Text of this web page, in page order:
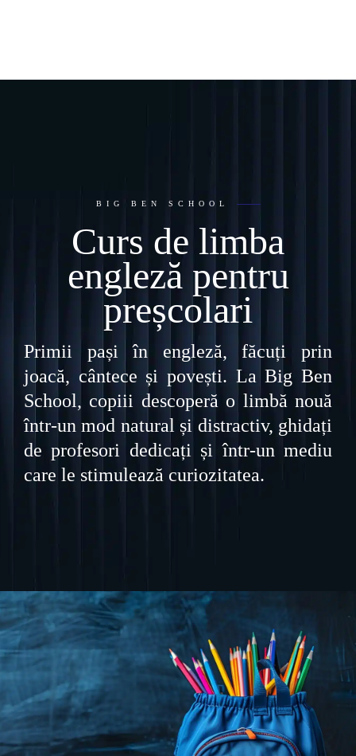
BIG BEN SCHOOL
Curs de limba
engleză pentru
preșcolari
Primii pași în engleză, făcuți prin
joacă, cântece și povești. La Big Ben
School, copiii descoperă o limbă nouă
într-un mod natural și distractiv, ghidați
de profesori dedicați și într-un mediu
care le stimulează curiozitatea.